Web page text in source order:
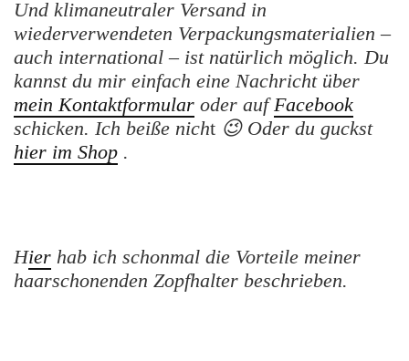
Und klimaneutraler Versand in
wiederverwendeten Verpackungsmaterialien –
auch international – ist natürlich möglich. Du
kannst du mir einfach eine Nachricht über
mein Kontaktformular oder aufFacebook
schicken. Ich beiße nicht 😉 Oder du guckst
hier im Shop .
Hier hab ich schonmal die Vorteile meiner
haarschonenden Zopfhalter beschrieben.